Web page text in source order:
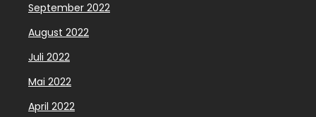
September 2022
August 2022
Juli 2022
Mai 2022
April 2022